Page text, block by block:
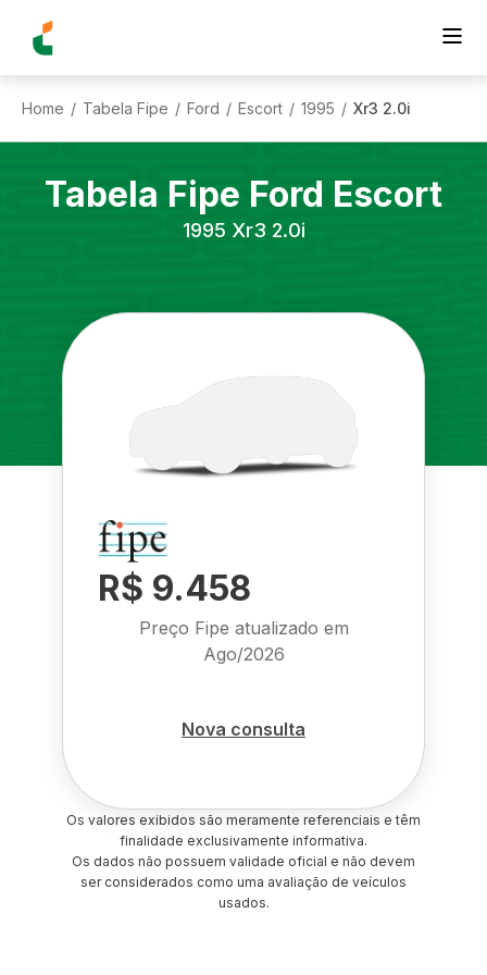
Home / Tabela Fipe / Ford / Escort / 1995 / Xr3 2.0i
Tabela Fipe Ford Escort
1995 Xr3 2.0i
R$ 9.458
Preço Fipe atualizado em
Ago/2026
Nova consulta
Os valores exibidos são meramente referenciais e têm
finalidade exclusivamente informativa.
Os dados não possuem validade oficial e não devem
ser considerados como uma avaliação de veículos
usados.